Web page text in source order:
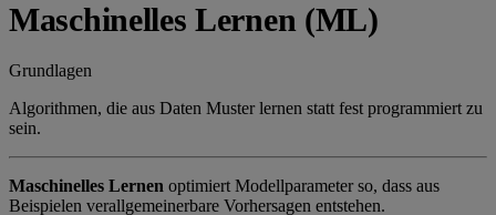
Maschinelles Lernen (ML)
Grundlagen
Algorithmen, die aus Daten Muster lernen statt fest programmiert zu
sein.
Maschinelles Lernen optimiert Modellparameter so, dass aus
Beispielen verallgemeinerbare Vorhersagen entstehen.